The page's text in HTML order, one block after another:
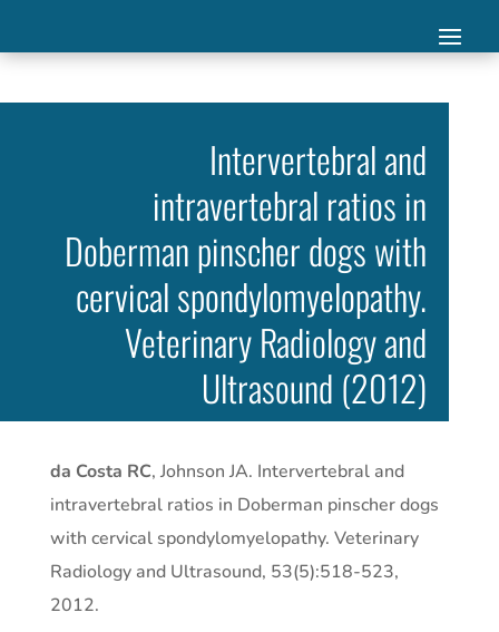
Intervertebral and
intravertebral ratios in
Doberman pinscher dogs with
cervical spondylomyelopathy.
Veterinary Radiology and
Ultrasound (2012)
da Costa RC, Johnson JA. Intervertebral and
intravertebral ratios in Doberman pinscher dogs
with cervical spondylomyelopathy. Veterinary
Radiology and Ultrasound, 53(5):518-523,
2012.